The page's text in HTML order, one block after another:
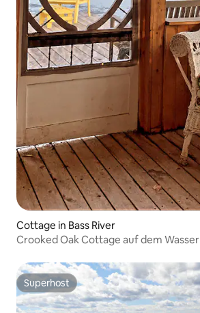
Cottage in Bass River
Crooked Oak Cottage auf dem Wasser
Superhost
Superhost